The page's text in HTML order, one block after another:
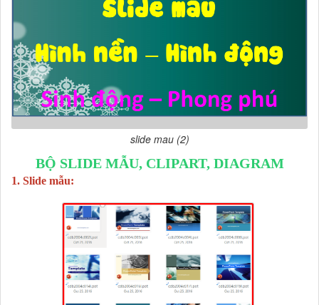
slide mau (2)
BỘ SLIDE MẪU, CLIPART, DIAGRAM
1. Slide mẫu: